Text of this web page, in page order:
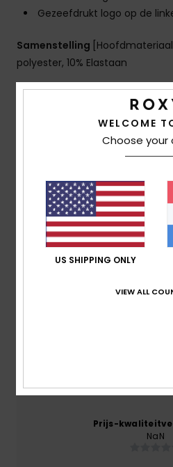
Gezeefdrukt logo op de
Samenstelling
polyester, 10% Elastaan
Bezorging en Retour
Prijs-
NaN
WELCOME
Choose your
US SHIPPING ONLY
VIEW ALL